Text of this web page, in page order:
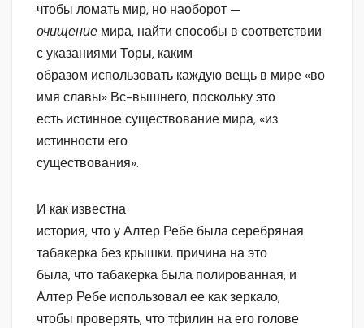
чтобы ломать мир, но наоборот —
очищение мира, найти способы в соответствии
с указаниями Торы, каким
образом использовать каждую вещь в мире «во
имя славы» Вс-вышнего, поскольку это
есть истинное существование мира, «из
истинности его
существования».
И как известна
история, что у Алтер Ребе была серебряная
табакерка без крышки. причина на это
была, что табакерка была полированная, и
Алтер Ребе использовал ее как зеркало,
чтобы проверять, что тфилин на его голове